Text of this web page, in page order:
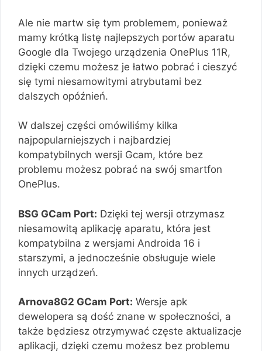
Ale nie martw się tym problemem, ponieważ
mamy krótką listę najlepszych portów aparatu
Google dla Twojego urządzenia OnePlus 11R,
dzięki czemu możesz je łatwo pobrać i cieszyć
się tymi niesamowitymi atrybutami bez
dalszych opóźnień.
W dalszej części omówiliśmy kilka
najpopularniejszych i najbardziej
kompatybilnych wersji Gcam, które bez
problemu możesz pobrać na swój smartfon
OnePlus.
BSG GCam Port: Dzięki tej wersji otrzymasz
niesamowitą aplikację aparatu, która jest
kompatybilna z wersjami Androida 16 i
starszymi, a jednocześnie obsługuje wiele
innych urządzeń.
Arnova8G2 GCam Port: Wersje apk
dewelopera są dość znane w społeczności, a
także będziesz otrzymywać częste aktualizacje
aplikacji, dzięki czemu możesz bez problemu